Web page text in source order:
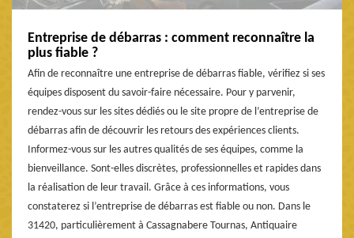
Entreprise de débarras : comment reconnaître la
plus fiable ?
Afin de reconnaître une entreprise de débarras fiable, vérifiez si ses
équipes disposent du savoir-faire nécessaire. Pour y parvenir,
rendez-vous sur les sites dédiés ou le site propre de l’entreprise de
débarras afin de découvrir les retours des expériences clients.
Informez-vous sur les autres qualités de ses équipes, comme la
bienveillance. Sont-elles discrètes, professionnelles et rapides dans
la réalisation de leur travail. Grâce à ces informations, vous
constaterez si l’entreprise de débarras est fiable ou non. Dans le
31420, particulièrement à Cassagnabere Tournas, Antiquaire